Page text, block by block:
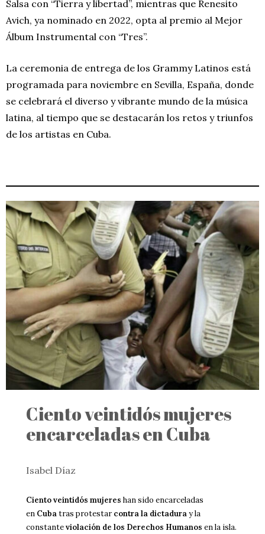
Salsa con “Tierra y libertad”, mientras que Renesito
Avich, ya nominado en 2022, opta al premio al Mejor
Álbum Instrumental con “Tres”.
La ceremonia de entrega de los Grammy Latinos está
programada para noviembre en Sevilla, España, donde
se celebrará el diverso y vibrante mundo de la música
latina, al tiempo que se destacarán los retos y triunfos
de los artistas en Cuba.
Ciento veintidós mujeres
encarceladas en Cuba
Isabel Díaz
Ciento veintidós mujeres han sido encarceladas
en Cubatras protestarcontra la dictaduray la
constanteviolación de los Derechos Humanos en la isla.